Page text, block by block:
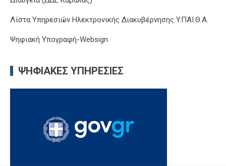
Λίστα Υπηρεσιών Ηλεκτρονικής Διακυβέρνησης Y.ΠΑΙ.Θ.Α.
Ψηφιακή Υπογραφή-Websign
ΨΗΦΙΑΚΈΣ ΥΠΗΡΕΣΊΕΣ